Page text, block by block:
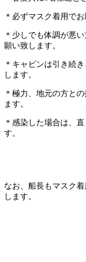
＊必ずマスク着用でお
＊少しでも体調が悪
願い致します。
＊キャビンは引き続
します。
＊極力、地元の方と
ます。
＊感染した場合は、
す。
なお、船長もマスク
します。